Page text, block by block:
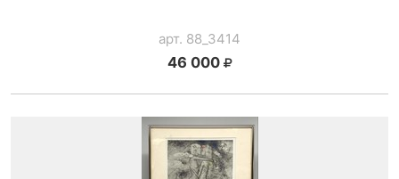
арт. 88_3414
46 000